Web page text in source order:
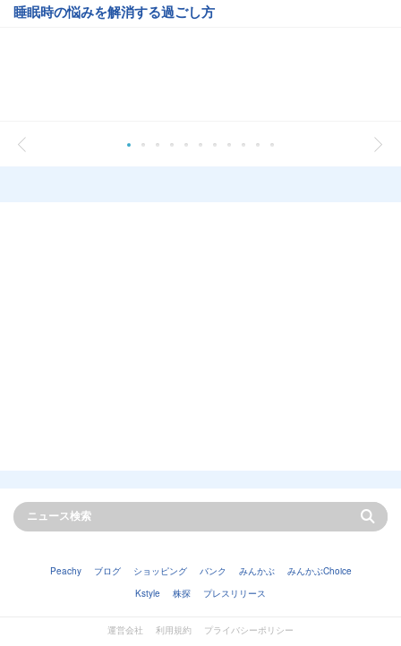
睡眠時の悩みを解消する過ごし方
Peachy ブログ ショッピング バンク みんかぶ
みんかぶChoice
Kstyle
株探 プレスリリース
運営会社 利用規約
プライバシーポリシー